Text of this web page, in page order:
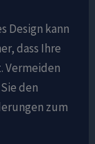
Design kann
dass Ihre
Vermeiden
den
zum